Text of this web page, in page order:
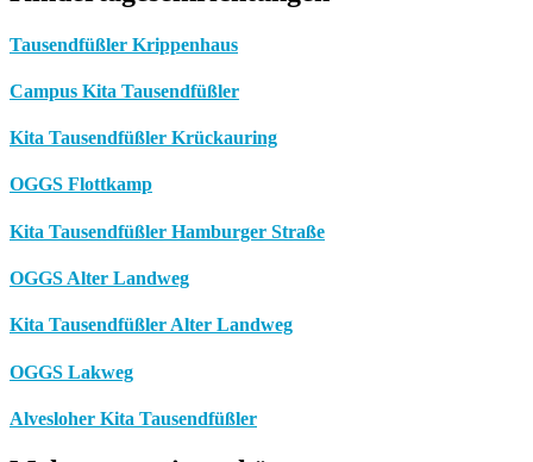
Tausendfüßler Krippenhaus
Campus Kita Tausendfüßler
Kita Tausendfüßler Krückauring
OGGS Flottkamp
Kita Tausendfüßler Hamburger Straße
OGGS Alter Landweg
Kita Tausendfüßler Alter Landweg
OGGS Lakweg
Alvesloher Kita Tausendfüßler